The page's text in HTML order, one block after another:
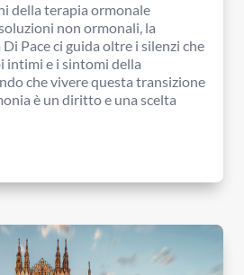
della terapia ormonale
non ormonali, la
Pace ci guida oltre i silenzi che
intimi e i sintomi della
che vivere questa transizione
è un diritto e una scelta